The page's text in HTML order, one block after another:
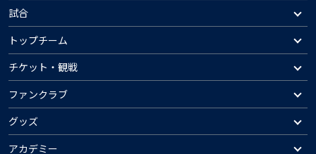
試合
トップチーム
チケット・観戦
ファンクラブ
グッズ
アカデミー